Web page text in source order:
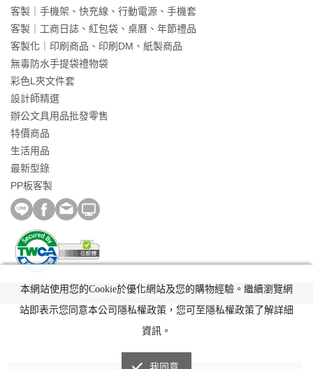
客製｜手機架、快充線、行動電源、手機套
客製｜工商日誌、紅包袋、桌曆、年節禮品
客製化｜印刷商品、印刷DM、紙製商品
無毒防水手提袋禮物袋
彩色L夾文件套
設計師精選
辦公文具用品批發零售
特價商品
生活用品
最新型錄
PP板客製
HFPWP超聯捷購物網版權所有 © copyright Reserved.
本網站使用您的Cookie於優化網站及您的購物經驗。繼續瀏覽網
站即表示您同意本公司隱私權政策，您可至隱私權政策了解詳細
資訊。